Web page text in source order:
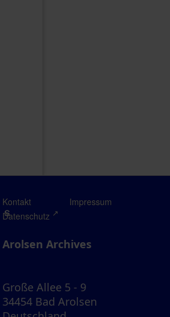
Kontakt
Impressum
Datenschutz
Arolsen Archives
Große Allee 5 - 9
34454 Bad Arolsen